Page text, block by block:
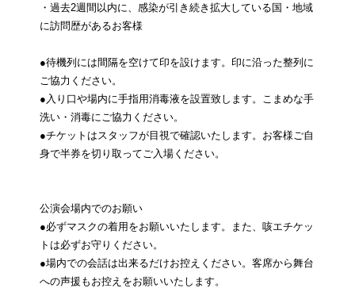
・過去2週間以内に、感染が引き続き拡大している国・地域
に訪問歴があるお客様
●待機列には間隔を空けて印を設けます。印に沿った整列に
ご協力ください。
●入り口や場内に手指用消毒液を設置致します。こまめな手
洗い・消毒にご協力ください。
●チケットはスタッフが目視で確認いたします。お客様ご自
身で半券を切り取ってご入場ください。
公演会場内でのお願い
●必ずマスクの着用をお願いいたします。また、咳エチケッ
トは必ずお守りください。
●場内での会話は出来るだけお控えください。客席から舞台
への声援もお控えをお願いいたします。